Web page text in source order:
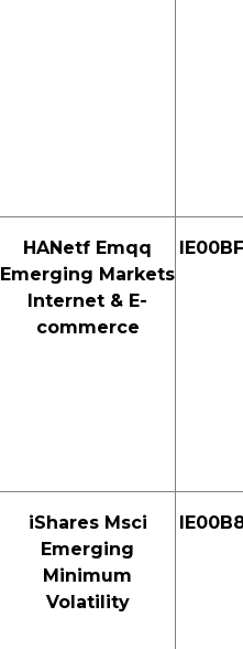
HANetf Emqq
Emerging Markets
Internet & E-
commerce
iShares Msci
Emerging
Minimum
Volatility